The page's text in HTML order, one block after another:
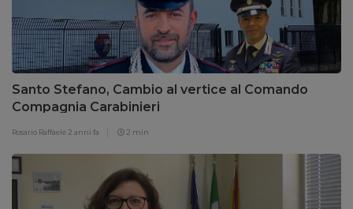
Santo Stefano, Cambio al vertice al Comando
Compagnia Carabinieri
Rosario Raffaele 2 anni fa 2 min